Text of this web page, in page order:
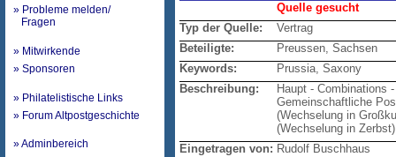
» Probleme melden/
Fragen
» Mitwirkende
» Sponsoren
» Philatelistische Links
» Forum Altpostgeschichte
» Adminbereich
Quelle gesucht
Typ der Quelle:
Vertrag
Beteiligte:
Preussen, Sachsen
Keywords:
Prussia, Saxony
Beschreibung:
Haupt - Combinations
Gemeinschaftliche
(Wechselung in
(Wechselung in
Eingetragen von: Rudolf Buschhaus